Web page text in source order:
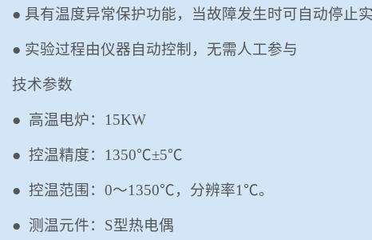
● 具有温度异常保护功能，当故障发生时可自动停止
● 实验过程由仪器自动控制，无需人工参与
技术参数
● 高温电炉： 15KW
● 控温精度： 1350℃±5℃
● 控温范围： 0～1350℃，分辨率1℃。
● 测温元件： S型热电偶